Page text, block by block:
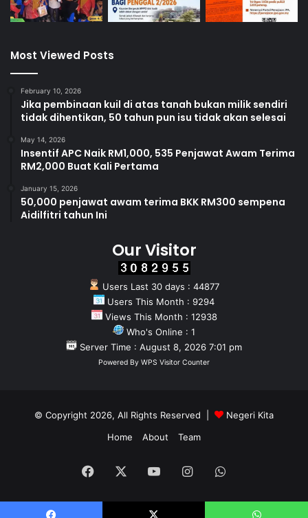
Most Viewed Posts
February 10, 2026
Jika pembinaan kuil di atas tanah bukan milik sendiri
tidak dihentikan, 50 tahun pun isu tidak akan selesai
May 14, 2026
Insentif APC Naik RM1,000, 535 Penjawat Awam Terima
RM2,000 Buat Kali Pertama
January 15, 2026
50,000 penjawat awam terima BKK RM300 sempena
Aidilfitri tahun Ini
Our Visitor
Users Last 30 days : 44877
Users This Month : 9294
Views This Month : 12938
Who's Online : 1
Server Time : August 8, 2026 7:01 pm
Powered By WPS Visitor Counter
© Copyright 2026, All Rights Reserved |
Negeri Kita
Home
About Team
Facebook YouTubeInstagramWhatsApp